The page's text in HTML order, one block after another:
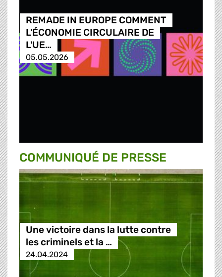
REMADE IN EUROPE COMMENT
L'ÉCONOMIE CIRCULAIRE DE
L'UE…
05.05.2026
COMMUNIQUÉ DE PRESSE
Une victoire dans la lutte contre
les criminels et la …
24.04.2024